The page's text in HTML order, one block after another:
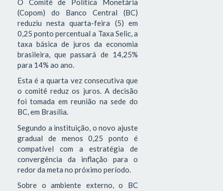
(Copom) do Banco Central (BC)
reduziu nesta quarta-feira (5) em
0,25 ponto percentual a Taxa Selic, a
taxa básica de juros da economia
brasileira, que passará de 14,25%
para 14% ao ano.
Esta é a quarta vez consecutiva que
o comitê reduz os juros. A decisão
foi tomada em reunião na sede do
BC, em Brasília.
Segundo a instituição, o novo ajuste
gradual de menos 0,25 ponto é
compatível com a estratégia de
convergência da inflação para o
redor da meta no próximo período.
Sobre o ambiente externo, o BC